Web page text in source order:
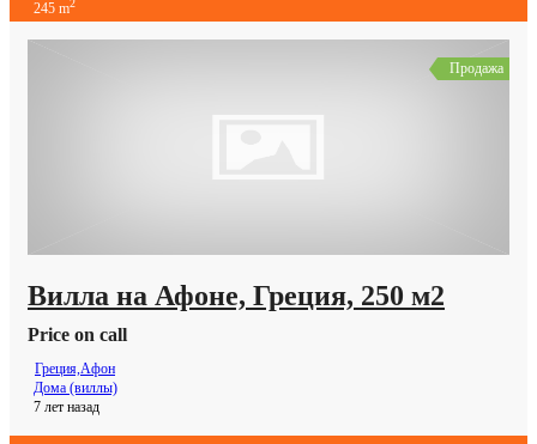
245 m2
Продажа
Вилла на Афоне, Греция, 250 м2
Price on call
Греция,Афон
Дома (виллы)
7 лет назад